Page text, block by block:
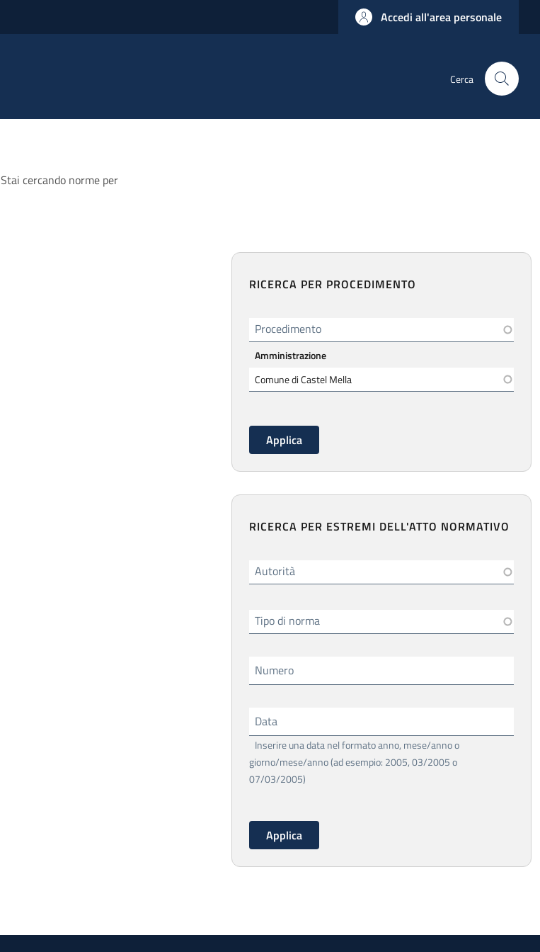
Accedi all'area personale
Cerca
Stai cercando norme per
RICERCA PER PROCEDIMENTO
Procedimento
Amministrazione
RICERCA PER ESTREMI DELL'ATTO NORMATIVO
Autorità
Tipo di norma
Numero
Data
Inserire una data nel formato anno, mese/anno o
giorno/mese/anno (ad esempio: 2005, 03/2005 o
07/03/2005)